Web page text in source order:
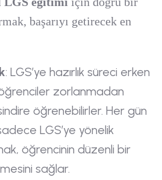
başarıyı getirecek en
: LGS’ye hazırlık süreci erken
zorlanmadan
öğrenebilirler. Her gün
LGS’ye yönelik
öğrencinin düzenli bir
sağlar.